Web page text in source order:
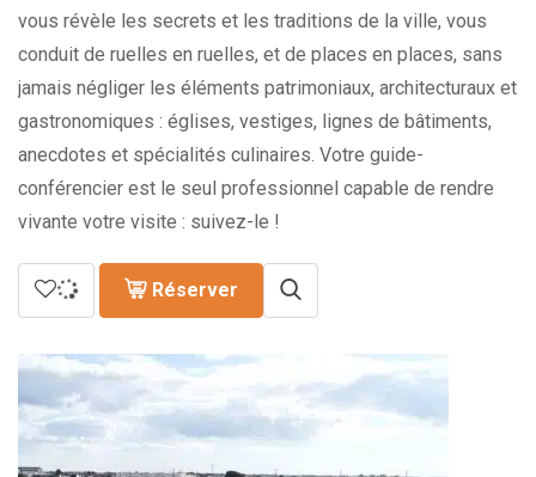
vous révèle les secrets et les traditions de la ville, vous
conduit de ruelles en ruelles, et de places en places, sans
jamais négliger les éléments patrimoniaux, architecturaux et
gastronomiques : églises, vestiges, lignes de bâtiments,
anecdotes et spécialités culinaires. Votre guide-
conférencier est le seul professionnel capable de rendre
vivante votre visite : suivez-le !
Réserver